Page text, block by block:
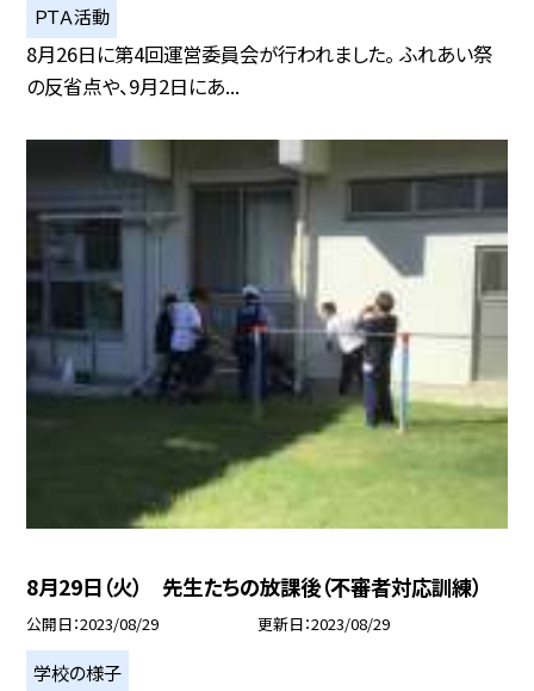
ＰＴＡ活動
8月26日に第4回運営委員会が行われました。 ふれあい祭
の反省点や、9月2日にあ...
8月29日（火） 先生たちの放課後（不審者対応訓練）
公開日 2023/08/29 更新日 2023/08/29
学校の様子